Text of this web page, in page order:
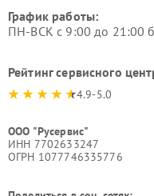
График работы:
ПН-ВСК с 9:00 до 21:00
Рейтинг сервисного
4.9-5.0
ООО "Русервис"
ИНН 7702633247
ОГРН 1077746335776